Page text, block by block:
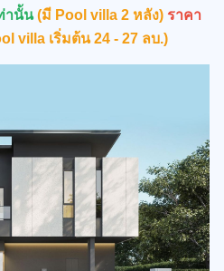
านั้น(มี Pool villa 2 หลัง) ราคา
villa เริ่มต้น 24 - 27 ลบ.)